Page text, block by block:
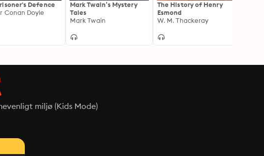
Defence
Conan Doyle
Mark Twain’s Mystery
Tales
Mark Twain
The History of Henry
Esmond
W. M. Thackeray
miljø (Kids Mode)